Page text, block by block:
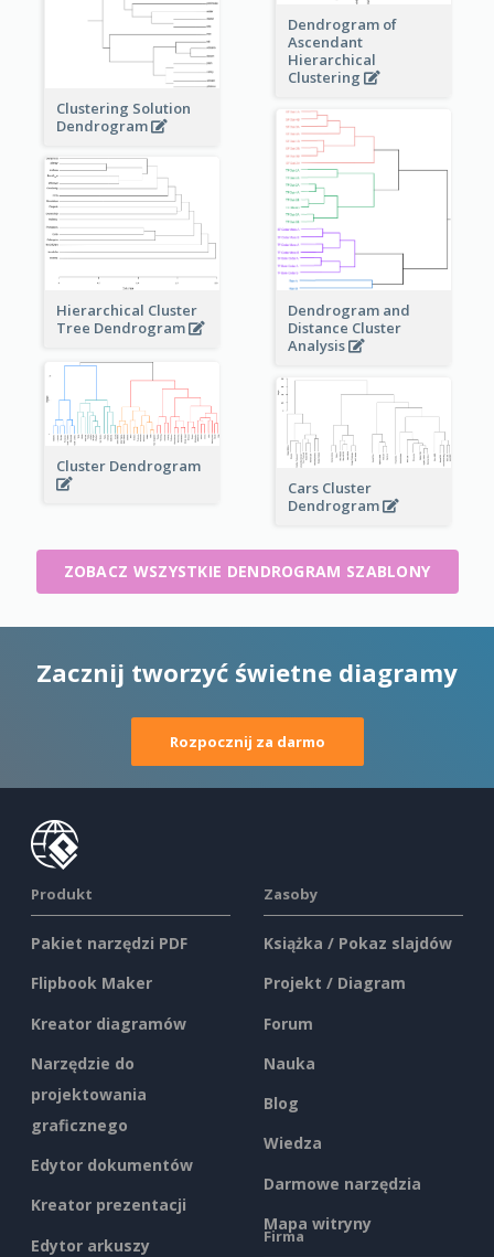
Clustering Solution
Dendrogram
Dendrogram of
Ascendant
Hierarchical
Clustering
Dendrogram and
Distance Cluster
Analysis
Hierarchical Cluster
Tree Dendrogram
Cluster Dendrogram
Cars Cluster
Dendrogram
ZOBACZ WSZYSTKIE DENDROGRAM SZABLONY
Zacznij tworzyć świetne diagramy
Rozpocznij za darmo
Produkt
Pakiet narzędzi PDF
Flipbook Maker
Kreator diagramów
Narzędzie do
projektowania
graficznego
Edytor dokumentów
Kreator prezentacji
Edytor arkuszy
Zasoby
Książka / Pokaz slajdów
Projekt / Diagram
Forum
Nauka
Blog
Wiedza
Darmowe narzędzia
Mapa witryny
Firma